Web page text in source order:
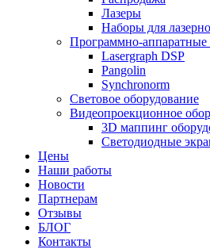
Лазеры
Наборы для
Программно-аппаратные
Lasergraph DSP
Pangolin
Synchronorm
Световое оборудование
Видеопроекционное
3D маппинг
Светодиодные
Цены
Наши работы
Новости
Партнерам
Отзывы
БЛОГ
Контакты